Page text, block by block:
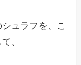
ュラフを、こ
、